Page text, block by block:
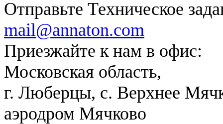
Отправьте Техническое
mail@annaton.com
Приезжайте к нам в офис:
Московская область,
г. Люберцы, с. Верхнее
аэродром Мячково